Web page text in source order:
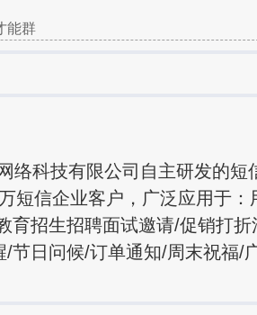
能群
络科技有限公司自主研发的短
短信企业客户，广泛应用于：
育招生招聘面试邀请/促销打
节日问候/订单通知/周末祝福/